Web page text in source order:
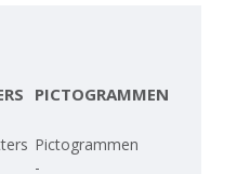
PICTOGRAMMEN
Pictogrammen
-